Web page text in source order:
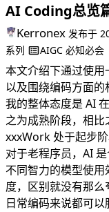
AI Coding总览
Kerronex 发布于
系列
AIGC 必知必会
本文介绍下通过使用
以及围绕编码方面的
我的整体态度是 AI
之为成熟阶段，相
xxxWork 处于起步阶
对于老程序员，AI
不同智力的模型使
度，区别就没有那
日常编码来说都可以